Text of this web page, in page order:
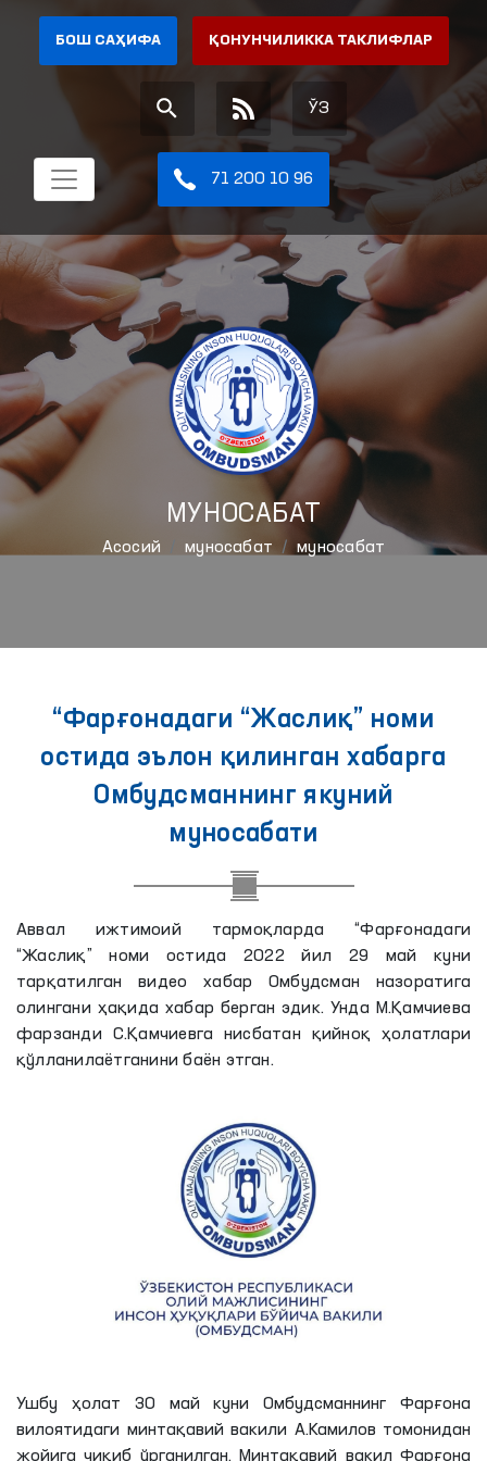
БОШ САҲИФА ҚОНУНЧИЛИККА ТАКЛИФЛАР
ЎЗ
71 200 10 96
МУНОСАБАТ
Aсосий муносабат муносабат
“Фарғонадаги “Жаслиқ” номи
остида эълон қилинган хабарга
Омбудсманнинг якуний
муносабати
Аввал ижтимоий тармоқларда “Фарғонадаги
“Жаслиқ” номи остида 2022 йил 29 май куни
тарқатилган видео хабар Омбудсман назоратига
олингани ҳақида хабар берган эдик. Унда М.Қамчиева
фарзанди С.Қамчиевга нисбатан қийноқ ҳолатлари
қўлланилаётганини баён этган.
Ушбу ҳолат 30 май куни Омбудсманнинг Фарғона
вилоятидаги минтақавий вакили А.Камилов томонидан
жойига чиқиб ўрганилган. Минтақавий вакил Фарғона